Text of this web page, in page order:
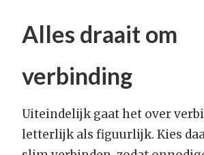
Alles draait om
verbinding
Uiteindelijk gaat het over
letterlijk als figuurlijk. Kies